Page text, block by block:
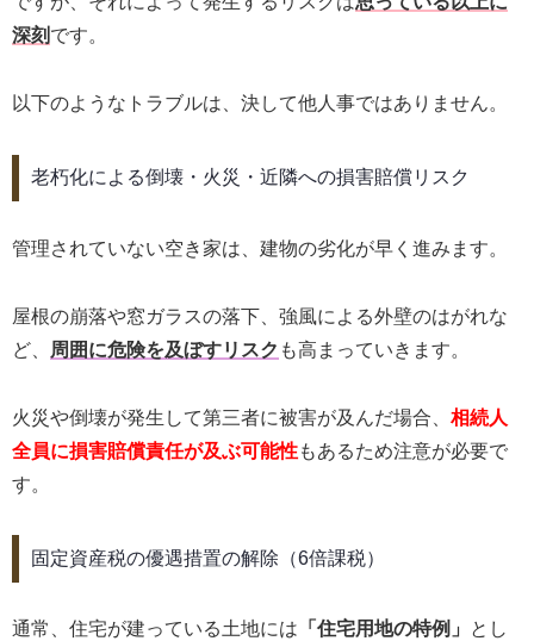
深刻 です。
以下のようなトラブルは、決して他人事ではありません。
老朽化による倒壊・火災・近隣への損害賠償リスク
管理されていない空き家は、建物の劣化が早く進みます。
屋根の崩落や窓ガラスの落下、強風による外壁のはがれな
ど、
周囲に危険を及ぼすリスク も高まっていきます。
火災や倒壊が発生して第三者に被害が及んだ場合、 相続人
全員に損害賠償責任が及ぶ可能性もあるため注意が必要で
す。
固定資産税の優遇措置の解除（6倍課税）
通常、住宅が建っている土地には 「住宅用地の特例」
とし